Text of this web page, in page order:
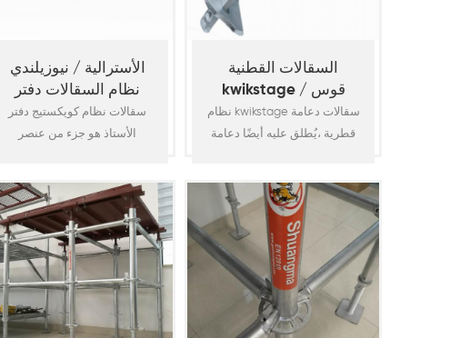
الأسترالية / نيوزيلندي
نظام السقالات دفتر
الأستاذ
سقالات نظام كويكستيج دفتر
الأستاذ هو جزء من عنصر
يتم تصنيعها بواسطة أنابيب
فولاذية 48.3 × 3.25 مم وبتوافق
مع المتطلبات القياسية لـ / nzs
1576 لسوق أستراليا / نيوزيلندا.
سقالات كويكستاج المكونات
الرئيسية: قياسي ، دفتر الأستاذ ،
قوس قطري (قوس الخليج) ،
السقالات القطنية
kwikstage قوس /
قوس الخليج
نظام kwikstage سقالات دعامة
قطرية ،يُطلق عليه أيضًا دعامة
للهيكل ويحافظ على استقراره.
يتم عمل الدعامة بواسطة
أنبوب o.d48.3x2.3mm
وموصولة بمسامير محولات
الضغط c مع دبابيس إسفين عند
نهايات الدعامة. أنه يفي
بالمتطلبات القياسية لـ / nzs